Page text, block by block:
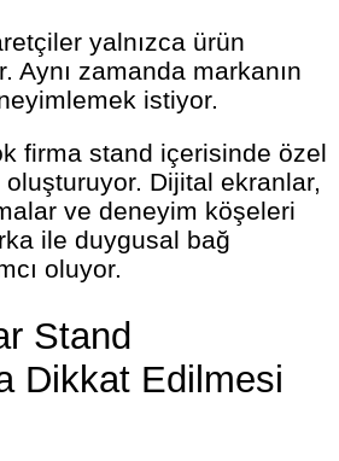
yalnızca ürün
Aynı zamanda markanın
istiyor.
firma stand içerisinde özel
oluşturuyor. Dijital ekranlar,
ve deneyim köşeleri
ile duygusal bağ
oluyor.
Stand
Dikkat Edilmesi